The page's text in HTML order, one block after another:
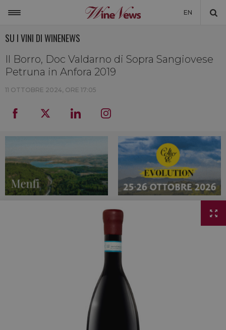
EN
MONDO
NON SOLO VINO
LA CANTINA DI WINENEWS
DICONO DI NOI
WINENEWS TV
SU I VINI DI WINENEWS
Il Borro, Doc Valdarno di Sopra Sangiovese
Petruna in Anfora 2019
11 OTTOBRE 2024, ORE 17:05